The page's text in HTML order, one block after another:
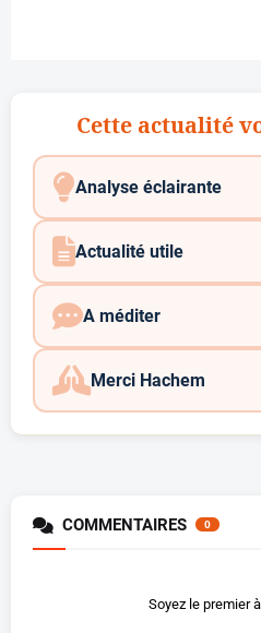
Cette actualité
Analyse éclairante
Actualité utile
A méditer
Merci Hachem
COMMENTAIRES 0
Soyez le premier